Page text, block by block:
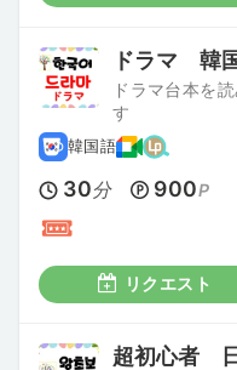
ドラマ 韓
ドラマ台本を
す
韓国語
30分 900P
リクエスト
超初心者